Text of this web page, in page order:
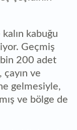
kabuğu
Geçmiş
bin 200 adet
çayın ve
gelmesiyle,
ve bölge de